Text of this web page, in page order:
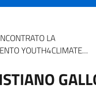
LA
YOUTH4CLIMATE...